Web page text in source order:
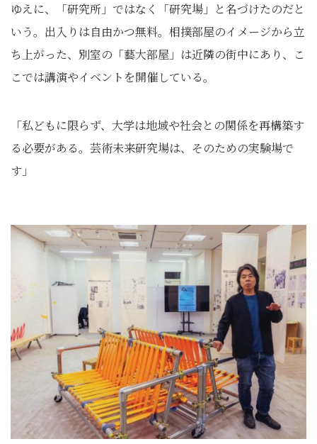
ゆえに、「研究所」ではなく「研究場」と名づけたのだと
いう。出入りは自由かつ無料。相撲部屋のイメージから立
ち上がった、別室の「藝大部屋」は近隣の街中にあり、こ
こでは講演やイベントを開催している。
「私どもに限らず、大学は地域や社会との関係を再構築す
る必要がある。芸術未来研究場は、そのための実験場で
す」